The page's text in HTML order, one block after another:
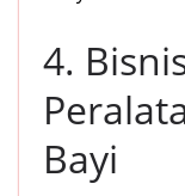
4.
Bayi